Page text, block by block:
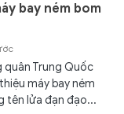
bay ném bom
quân Trung Quốc
máy bay ném
tên lửa đạn đạo...